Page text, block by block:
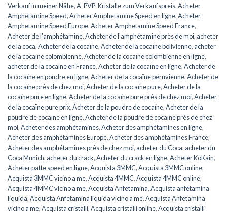
Verkauf in meiner Nähe,A-PVP-Kristalle zum Verkaufspreis,Acheter
Amphétamine Speed,Acheter Amphetamine Speed ​​​​en ligne,Acheter
Amphetamine Speed ​​​​Europe,Acheter Amphetamine Speed ​​​​France,
Acheter de l'amphétamine,Acheter de l'amphétamine près de moi, acheter
de la coca,Acheter de la cocaïne,Acheter de la cocaïne bolivienne, acheter
de la cocaïne colombienne,Acheter de la cocaïne colombienne en ligne,
acheter de la cocaïne en France,Acheter de la cocaïne en ligne,Acheter de
la cocaïne en poudre en ligne,Acheter de la cocaïne péruvienne,Acheter de
la cocaïne près de chez moi,Acheter de la cocaïne pure,Acheter de la
cocaïne pure en ligne,Acheter de la cocaïne pure près de chez moi,Acheter
de la cocaïne pure prix,Acheter de la poudre de cocaïne,Acheter de la
poudre de cocaïne en ligne,Acheter de la poudre de cocaïne près de chez
moi,Acheter des amphétamines,Acheter des amphétamines en ligne,
Acheter des amphétamines Europe,Acheter des amphétamines France,
Acheter des amphétamines près de chez moi, acheter du Coca, acheter du
Coca Munich, acheter du crack,Acheter du crack en ligne,Acheter KoKain,
Acheter patte speed en ligne,Acquista 3MMC,Acquista 3MMC online,
Acquista 3MMC vicino a me,Acquista 4MMC,Acquista 4MMC online,
Acquista 4MMC vicino a me,Acquista Anfetamina,Acquista anfetamina
liquida,Acquista Anfetamina liquida vicino a me,Acquista Anfetamina
vicino a me,Acquista cristalli,Acquista cristalli online,Acquista cristalli